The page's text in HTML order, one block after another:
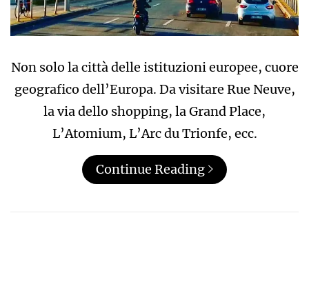
Non solo la città delle istituzioni europee, cuore
geografico dell’Europa. Da visitare Rue Neuve,
la via dello shopping, la Grand Place,
L’Atomium, L’Arc du Trionfe, ecc.
Continue Reading